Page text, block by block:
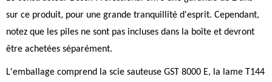
sur ce produit, pour une grande tranquillité d'esprit. Cependant,
notez que les piles ne sont pas incluses dans la boîte et devront
être achetées séparément.
L'emballage comprend la scie sauteuse GST 8000 E, la lame T144